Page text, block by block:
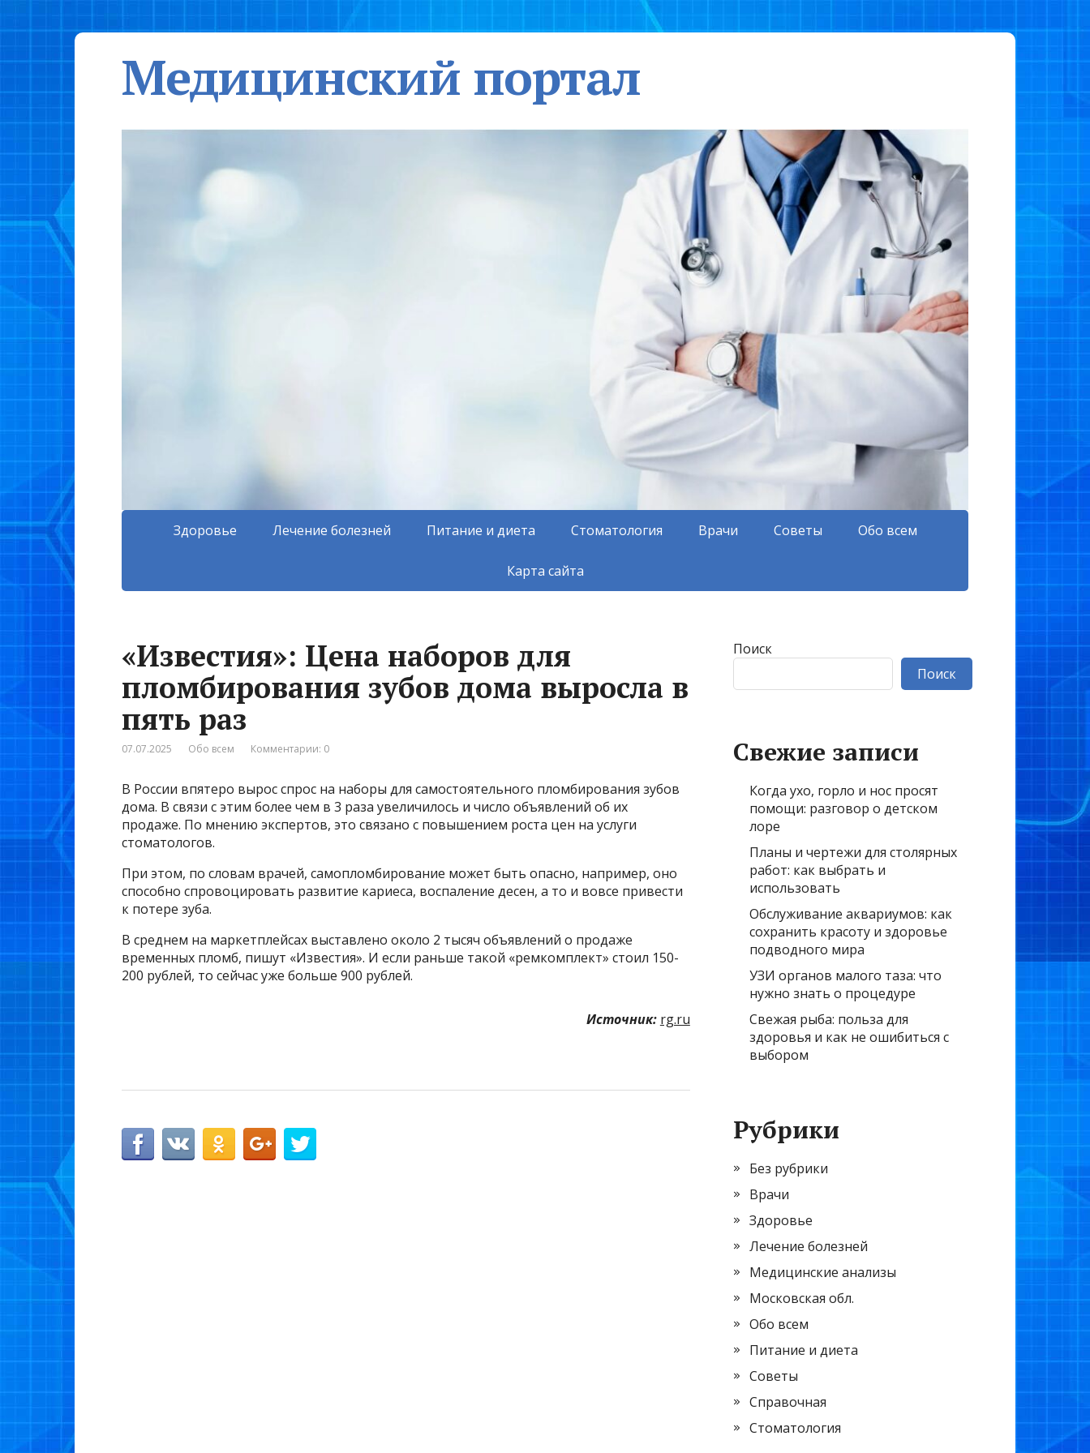
Медицинский портал
Здоровье Лечение болезней Питание и диета Стоматология Врачи Советы Обо всем
Карта сайта
«Известия»: Цена наборов для
пломбирования зубов дома выросла в
пять раз
07.07.2025 Обо всем Комментарии: 0
В России впятеро вырос спрос на наборы для самостоятельного пломбирования зубов
дома. В связи с этим более чем в 3 раза увеличилось и число объявлений об их
продаже. По мнению экспертов, это связано с повышением роста цен на услуги
стоматологов.
При этом, по словам врачей, самопломбирование может быть опасно, например, оно
способно спровоцировать развитие кариеса, воспаление десен, а то и вовсе привести
к потере зуба.
В среднем на маркетплейсах выставлено около 2 тысяч объявлений о продаже
временных пломб, пишут «Известия». И если раньше такой «ремкомплект» стоил 150-
200 рублей, то сейчас уже больше 900 рублей.
Источник: rg.ru
Поиск
Поиск
Свежие записи
Когда ухо, горло и нос просят
помощи: разговор о детском
лоре
Планы и чертежи для столярных
работ: как выбрать и
использовать
Обслуживание аквариумов: как
сохранить красоту и здоровье
подводного мира
УЗИ органов малого таза: что
нужно знать о процедуре
Свежая рыба: польза для
здоровья и как не ошибиться с
выбором
Рубрики
Без рубрики
Врачи
Здоровье
Лечение болезней
Медицинские анализы
Московская обл.
Обо всем
Питание и диета
Советы
Справочная
Стоматология